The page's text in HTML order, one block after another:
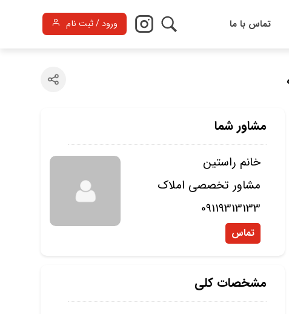
تماس با ما ورود / ثبت نام
مشاور شما
خانم راستین
مشاور تخصصی املاک
09119313133
تماس
مشخصات کلی